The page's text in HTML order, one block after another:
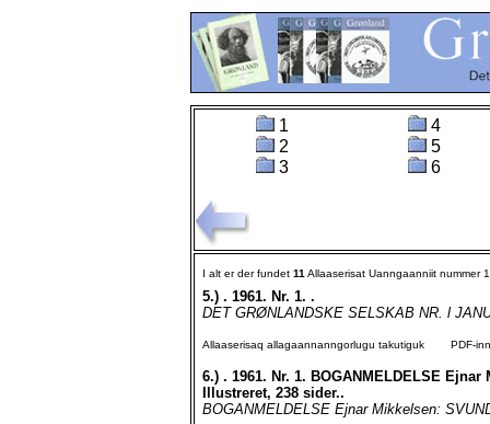
1
2
3
4
5
6
I alt er der fundet 11 Allaaserisat Uanngaanniit nummer
5.) . 1961. Nr. 1. .
DET GRØNLANDSKE SELSKAB NR. l
Allaaserisaq allagaannanngorlugu takutiguk PDF-
6.) . 1961. Nr. 1. BOGANMELDELSE
Illustreret, 238 sider..
BOGANMELDELSE Ejnar Mikkelsen: